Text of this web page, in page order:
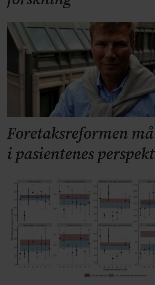
Foretaksreformen
i pasientenes